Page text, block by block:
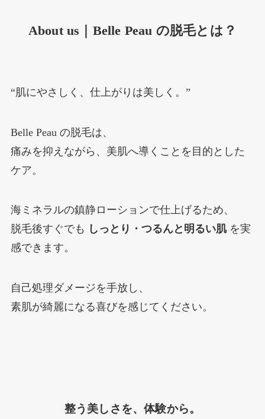
About us｜Belle Peau の脱毛とは？
“肌にやさしく、仕上がりは美しく。”
Belle Peau の脱毛は、
痛みを抑えながら、美肌へ導くことを目的とした
ケア。
海ミネラルの鎮静ローションで仕上げるため、
脱毛後すぐでも しっとり・つるんと明るい肌を実
感できます。
自己処理ダメージを手放し、
素肌が綺麗になる喜びを感じてください。
整う美しさを、体験から。